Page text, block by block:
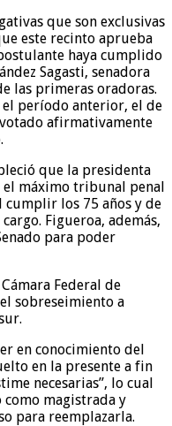
que son exclusivas
este recinto aprueba
haya cumplido
Sagasti, senadora
las primeras oradoras.
el período anterior, el de
afirmativamente
que la presidenta
el máximo tribunal penal
cumplir los 75 años y de
Figueroa, además,
para poder
Federal de
sobreseimiento a
en conocimiento del
en la presente a fin
necesarias”, lo cual
magistrada y
para reemplazarla.